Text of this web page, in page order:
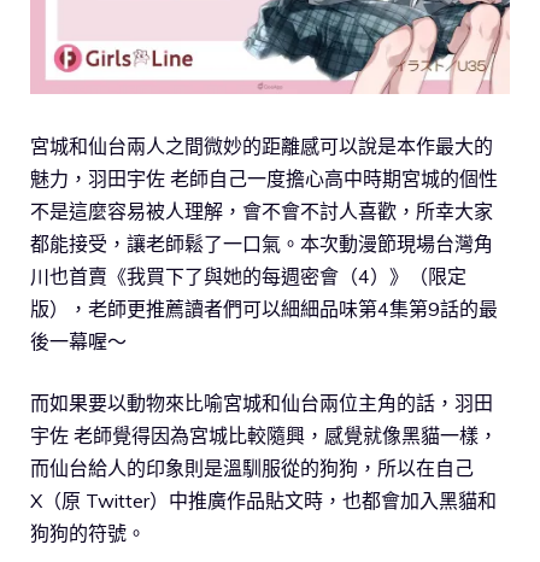
宮城和仙台兩人之間微妙的距離感可以說是本作最大的
魅力，羽田宇佐 老師自己一度擔心高中時期宮城的個性
不是這麼容易被人理解，會不會不討人喜歡，所幸大家
都能接受，讓老師鬆了一口氣。本次動漫節現場台灣角
川也首賣《我買下了與她的每週密會（4）》（限定
版），老師更推薦讀者們可以細細品味第4集第9話的最
後一幕喔～
而如果要以動物來比喻宮城和仙台兩位主角的話，羽田
宇佐 老師覺得因為宮城比較隨興，感覺就像黑貓一樣，
而仙台給人的印象則是溫馴服從的狗狗，所以在自己
X（原 Twitter）中推廣作品貼文時，也都會加入黑貓和
狗狗的符號。